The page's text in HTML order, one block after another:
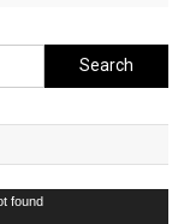
Search
for:
found